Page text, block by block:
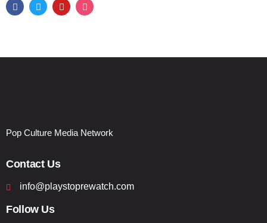
Pop Culture Media Network
Contact Us
info@playstoprewatch.com
Follow Us